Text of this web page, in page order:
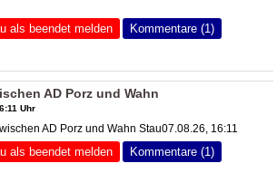
als beendet melden Kommentare (1)
AD Porz und Wahn
Uhr
AD Porz und Wahn Stau07.08.26, 16:11
als beendet melden Kommentare (1)